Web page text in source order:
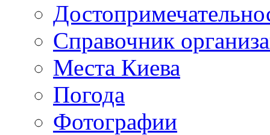
Справочник
Места Киева
Погода
Фотографии